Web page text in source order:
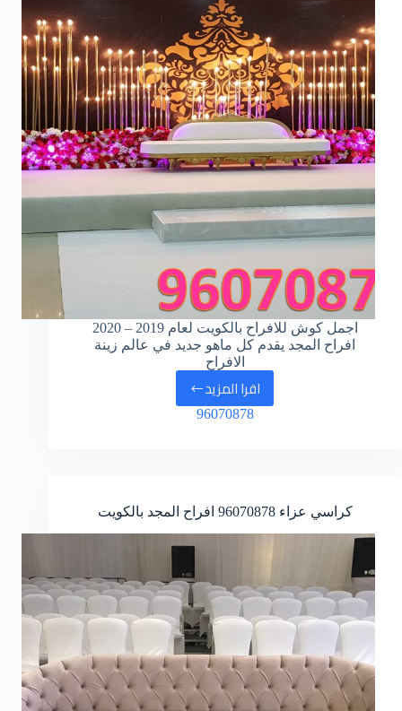
اجمل كوش للافراح بالكويت لعام 2019 – 2020
افراح المجد يقدم كل ماهو جديد في عالم زينة
الافراح
اقرا المزيد
كوش
افراح
96070878
كراسي عزاء96070878 افراح المجد بالكويت